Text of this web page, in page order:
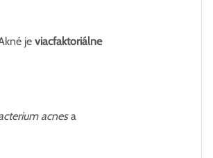
je viacfaktoriálne
acnes a